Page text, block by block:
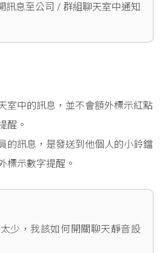
訊息至公司 / 群組聊天室中通知
室中的訊息，並不會額外標示紅點
醒。
的訊息，是發送到他個人的小鈴鐺
標示數字提醒。
少，我該如何開關聊天靜音設